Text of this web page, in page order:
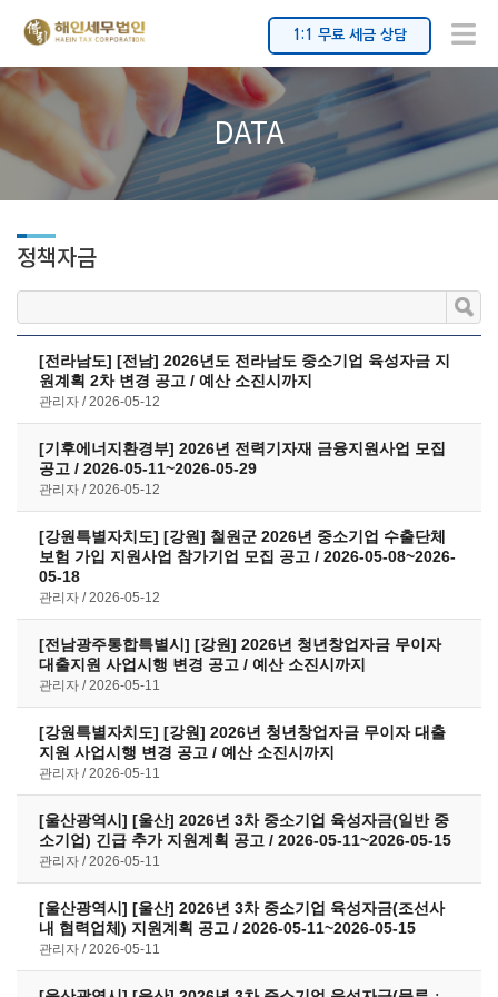
1:1 무료 세금 상담
DATA
정책자금
[전라남도] [전남] 2026년도 전라남도 중소기업 육성자금 지
원계획 2차 변경 공고 / 예산 소진시까지
관리자 2026-05-12
[기후에너지환경부] 2026년 전력기자재 금융지원사업 모집
공고 / 2026-05-11~2026-05-29
관리자 2026-05-12
[강원특별자치도] [강원] 철원군 2026년 중소기업 수출단체
보험 가입 지원사업 참가기업 모집 공고 / 2026-05-08~2026-
05-18
관리자 2026-05-12
[전남광주통합특별시] [강원] 2026년 청년창업자금 무이자
대출지원 사업시행 변경 공고 / 예산 소진시까지
관리자 2026-05-11
[강원특별자치도] [강원] 2026년 청년창업자금 무이자 대출
지원 사업시행 변경 공고 / 예산 소진시까지
관리자 2026-05-11
[울산광역시] [울산] 2026년 3차 중소기업 육성자금(일반 중
소기업) 긴급 추가 지원계획 공고 / 2026-05-11~2026-05-15
관리자 2026-05-11
[울산광역시] [울산] 2026년 3차 중소기업 육성자금(조선사
내 협력업체) 지원계획 공고 / 2026-05-11~2026-05-15
관리자 2026-05-11